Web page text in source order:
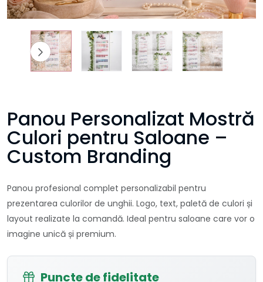
Panou Personalizat Mostră
Culori pentru Saloane –
Custom Branding
Panou profesional complet personalizabil pentru
prezentarea culorilor de unghii. Logo, text, paletă de culori și
layout realizate la comandă. Ideal pentru saloane care vor o
imagine unică și premium.
Puncte de fidelitate